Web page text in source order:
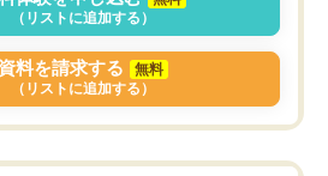
った為、塾に通
。遅れも取り
方は良かった
（リストに追加する）
資料を請求する
無料
（リストに追加する）